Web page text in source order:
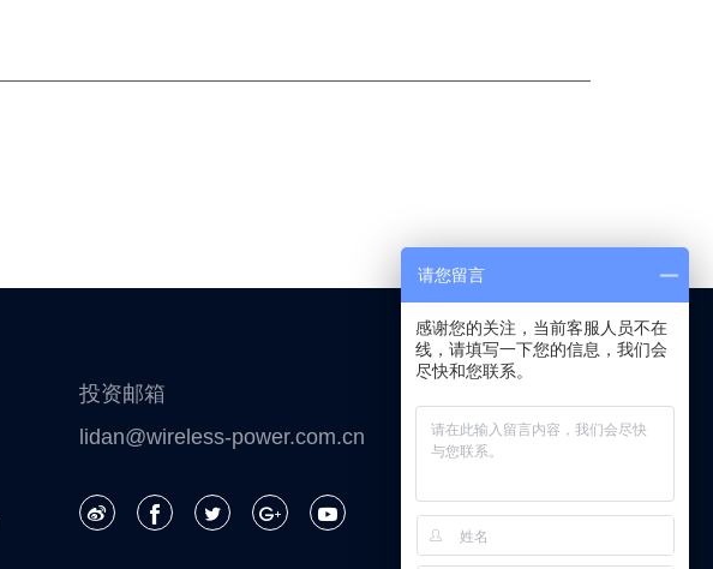
投资邮箱
lidan@wireless-power.com.cn
请您留言
感谢您的关注，当前客服人员不在
线，请填写一下您的信息，我们会
尽快和您联系。